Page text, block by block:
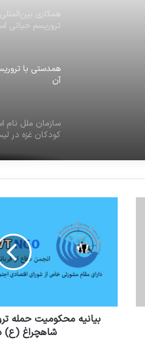
خاطر
همدستی با
سازمان ملل نام
اعتراف داعش
سازمان ملل:
محکومیت حادثه
همکاری
همدستی با
بیانیه محکومیت حمله
شاهچراغ (ع)